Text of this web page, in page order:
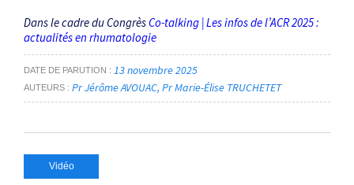
Dans le cadre du CongrèsCo-talking | Les infos de l’ACR 2025 :
actualités en rhumatologie
DATE DE PARUTION 13 novembre 2025
AUTEURS Pr Jérôme AVOUAC Pr Marie-Élise TRUCHETET
Vidéo